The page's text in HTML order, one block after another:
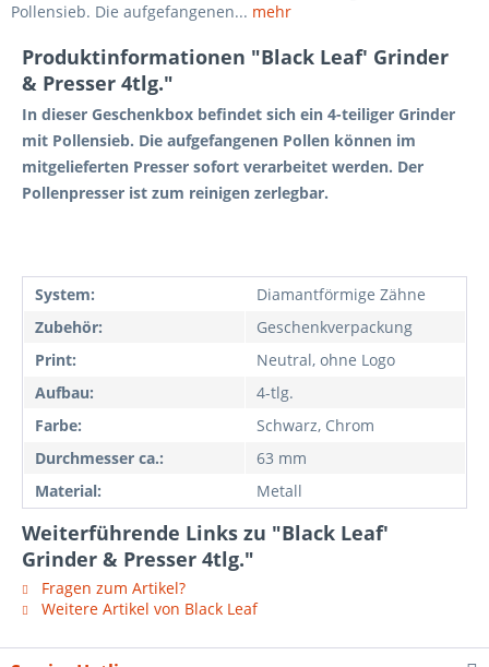
Pollensieb. Die aufgefangenen... mehr
Produktinformationen "Black Leaf' Grinder
& Presser 4tlg."
In dieser Geschenkbox befindet sich ein 4-teiliger Grinder
mit Pollensieb. Die aufgefangenen Pollen können im
mitgelieferten Presser sofort verarbeitet werden. Der
Pollenpresser ist zum reinigen zerlegbar.
System:
Diamantförmige Zähne
Zubehör:
Geschenkverpackung
Print:
Neutral, ohne Logo
Aufbau:
4-tlg.
Farbe:
Schwarz, Chrom
Durchmesser ca.:
63 mm
Material:
Metall
Weiterführende Links zu "Black Leaf'
Grinder & Presser 4tlg."
Fragen zum Artikel?
Weitere Artikel von Black Leaf